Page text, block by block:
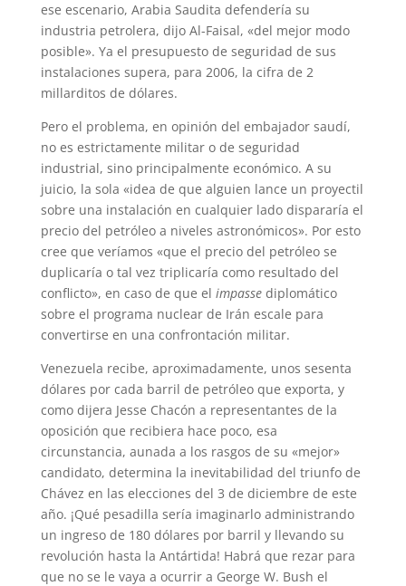
ese escenario, Arabia Saudita defendería su
industria petrolera, dijo Al-Faisal, «del mejor modo
posible». Ya el presupuesto de seguridad de sus
instalaciones supera, para 2006, la cifra de 2
millarditos de dólares.
Pero el problema, en opinión del embajador saudí,
no es estrictamente militar o de seguridad
industrial, sino principalmente económico. A su
juicio, la sola «idea de que alguien lance un proyectil
sobre una instalación en cualquier lado dispararía el
precio del petróleo a niveles astronómicos». Por esto
cree que veríamos «que el precio del petróleo se
duplicaría o tal vez triplicaría como resultado del
conflicto», en caso de que el impassediplomático
sobre el programa nuclear de Irán escale para
convertirse en una confrontación militar.
Venezuela recibe, aproximadamente, unos sesenta
dólares por cada barril de petróleo que exporta, y
como dijera Jesse Chacón a representantes de la
oposición que recibiera hace poco, esa
circunstancia, aunada a los rasgos de su «mejor»
candidato, determina la inevitabilidad del triunfo de
Chávez en las elecciones del 3 de diciembre de este
año. ¡Qué pesadilla sería imaginarlo administrando
un ingreso de 180 dólares por barril y llevando su
revolución hasta la Antártida! Habrá que rezar para
que no se le vaya a ocurrir a George W. Bush el